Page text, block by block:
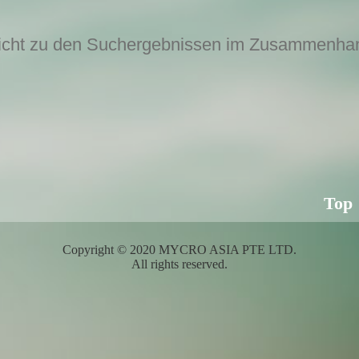
zu den Suchergebnissen im
Top
Copyright © 2020 MYCRO ASIA PTE LTD.
All rights reserved.